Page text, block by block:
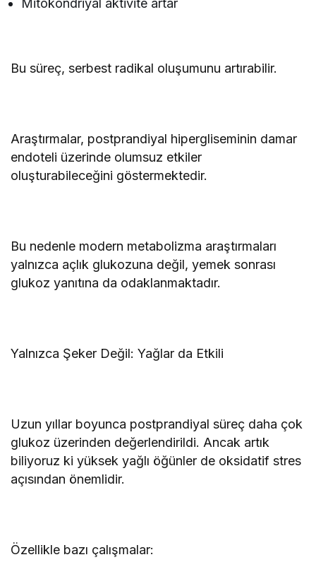
Bu süreç, serbest radikal oluşumunu artırabilir.
Araştırmalar, postprandiyal hipergliseminin damar
endoteli üzerinde olumsuz etkiler
oluşturabileceğini göstermektedir.
Bu nedenle modern metabolizma araştırmaları
yalnızca açlık glukozuna değil, yemek sonrası
glukoz yanıtına da odaklanmaktadır.
Yalnızca Şeker Değil: Yağlar da Etkili
Uzun yıllar boyunca postprandiyal süreç daha çok
glukoz üzerinden değerlendirildi. Ancak artık
biliyoruz ki yüksek yağlı öğünler de oksidatif stres
açısından önemlidir.
Özellikle bazı çalışmalar: